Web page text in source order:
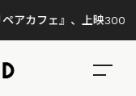
』、上映300回の先で見